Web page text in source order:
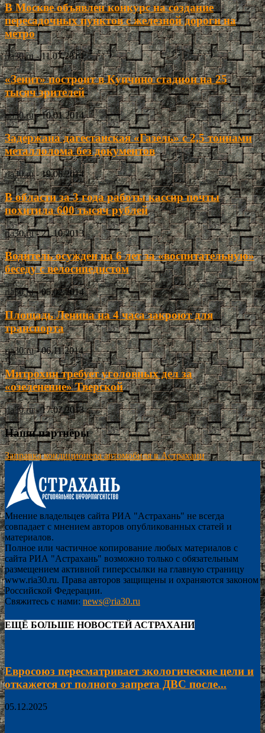
В Москве объявлен конкурс на создание
пересадочных пунктов с железной дороги на
метро
ria30.ru - 11.07.2014
«Зенит» построит в Купчино стадион на 25
тысяч зрителей
ria30.ru - 10.01.2014
Задержана дагестанская «Газель» с 2,5 тоннами
металлолома без документов
ria30.ru - 19.06.2014
В области за 3 года работы кассир почты
похитила 600 тысяч рублей
ria30.ru - 21.10.2013
Водитель осужден на 6 лет за «воспитательную»
беседу с велосипедистом
ria30.ru - 05.02.2014
Площадь Ленина на 4 часа закроют для
транспорта
ria30.ru - 06.11.2014
Митрохин требует уголовных дел за
«озеленение» Тверской
ria30.ru - 17.07.2013
Наши партнёры
Заправка кондиционера автомобиля в Астрахани
Мнение владельцев сайта РИА "Астрахань" не всегда
совпадает с мнением авторов опубликованных статей и
материалов.
Полное или частичное копирование любых материалов с
сайта РИА "Астрахань" возможно только с обязательным
размещением активной гиперссылки на главную страницу
www.ria30.ru. Права авторов защищены и охраняются законом
Российской Федерации.
Свяжитесь с нами: news@ria30.ru
ЕЩЁ БОЛЬШЕ НОВОСТЕЙ АСТРАХАНИ
Евросоюз пересматривает экологические цели и
откажется от полного запрета ДВС после...
05.12.2025